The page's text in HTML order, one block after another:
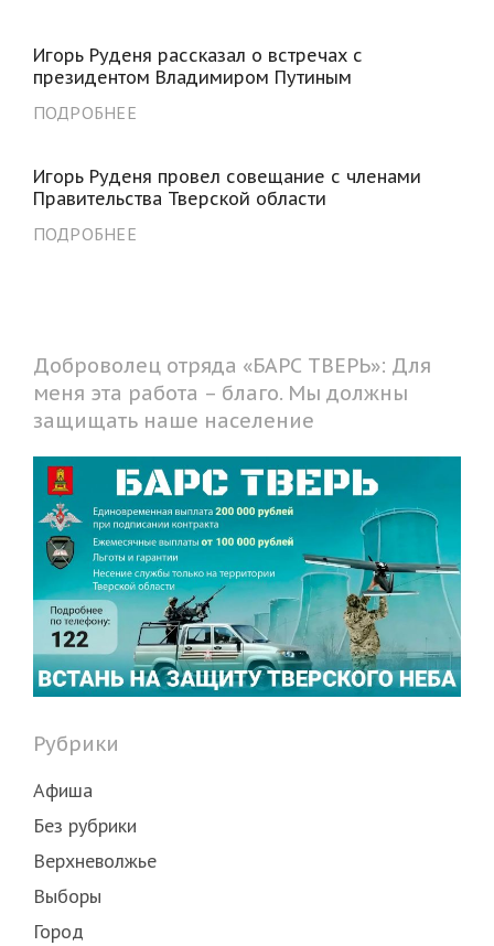
Игорь Руденя рассказал о встречах с
президентом Владимиром Путиным
ПОДРОБНЕЕ
Игорь Руденя провел совещание с членами
Правительства Тверской области
ПОДРОБНЕЕ
Доброволец отряда «БАРС ТВЕРЬ»: Для
меня эта работа – благо. Мы должны
защищать наше население
Рубрики
Афиша
Без рубрики
Верхневолжье
Выборы
Город